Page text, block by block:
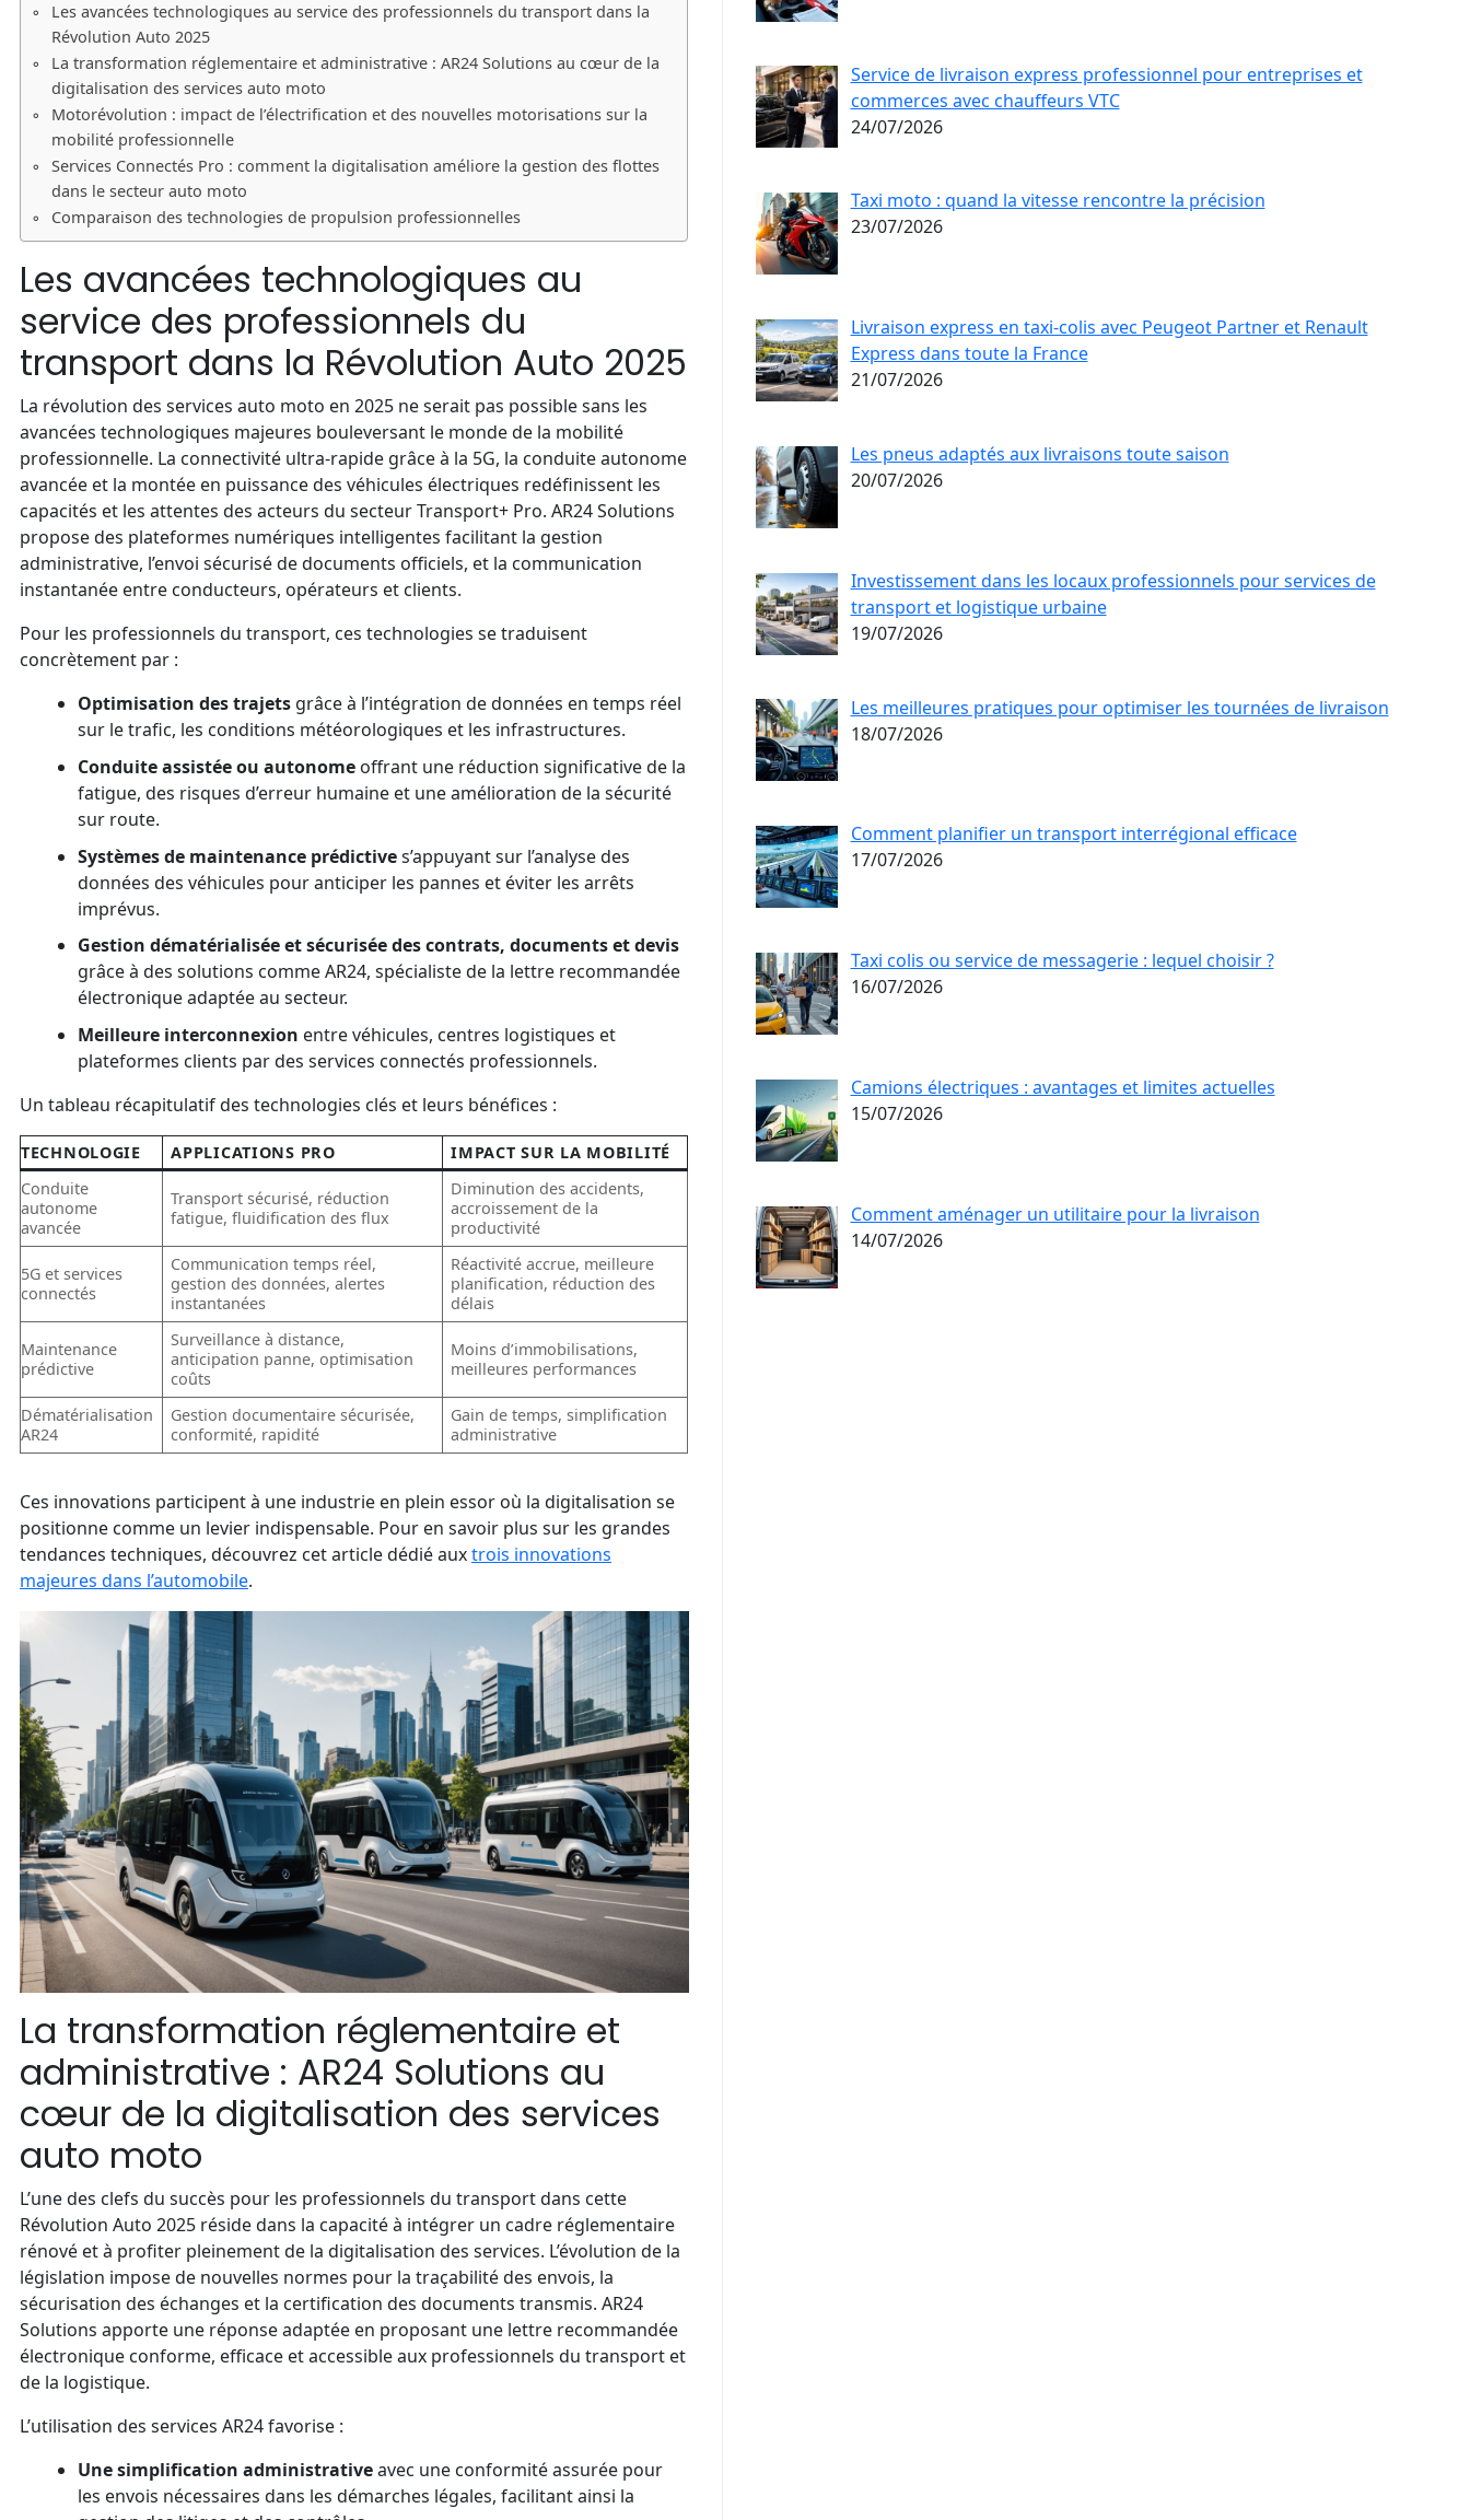
Les avancées technologiques au service des professionnels du transport dans la
Révolution Auto 2025
La transformation réglementaire et administrative : AR24 Solutions au cœur de la
digitalisation des services auto moto
Motorévolution : impact de l’électrification et des nouvelles motorisations sur la
mobilité professionnelle
Services Connectés Pro : comment la digitalisation améliore la gestion des flottes
dans le secteur auto moto
Comparaison des technologies de propulsion professionnelles
Les avancées technologiques au
service des professionnels du
transport dans la Révolution Auto 2025
La révolution des services auto moto en 2025 ne serait pas possible sans les
avancées technologiques majeures bouleversant le monde de la mobilité
professionnelle. La connectivité ultra-rapide grâce à la 5G, la conduite autonome
avancée et la montée en puissance des véhicules électriques redéfinissent les
capacités et les attentes des acteurs du secteur Transport+ Pro. AR24 Solutions
propose des plateformes numériques intelligentes facilitant la gestion
administrative, l’envoi sécurisé de documents officiels, et la communication
instantanée entre conducteurs, opérateurs et clients.
Pour les professionnels du transport, ces technologies se traduisent
concrètement par :
Optimisation des trajetsgrâce à l’intégration de données en temps réel
sur le trafic, les conditions météorologiques et les infrastructures.
Conduite assistée ou autonomeoffrant une réduction significative de la
fatigue, des risques d’erreur humaine et une amélioration de la sécurité
sur route.
Systèmes de maintenance prédictives’appuyant sur l’analyse des
données des véhicules pour anticiper les pannes et éviter les arrêts
imprévus.
Gestion dématérialisée et sécurisée des contrats, documents et devis
grâce à des solutions comme AR24, spécialiste de la lettre recommandée
électronique adaptée au secteur.
Meilleure interconnexion entre véhicules, centres logistiques et
plateformes clients par des services connectés professionnels.
Un tableau récapitulatif des technologies clés et leurs bénéfices :
TECHNOLOGIE APPLICATIONS PRO
IMPACT SUR LA MOBILITÉ
Conduite
autonome
avancée
Transport sécurisé, réduction
fatigue, fluidification des flux
Diminution des accidents,
accroissement de la
productivité
5G et services
connectés
Communication temps réel,
gestion des données, alertes
instantanées
Réactivité accrue, meilleure
planification, réduction des
délais
Maintenance
prédictive
Surveillance à distance,
anticipation panne, optimisation
coûts
Moins d’immobilisations,
meilleures performances
Dématérialisation
AR24
Gestion documentaire sécurisée,
conformité, rapidité
Gain de temps, simplification
administrative
Ces innovations participent à une industrie en plein essor où la digitalisation se
positionne comme un levier indispensable. Pour en savoir plus sur les grandes
tendances techniques, découvrez cet article dédié auxtrois innovations
majeures dans l’automobile.
La transformation réglementaire et
administrative : AR24 Solutions au
cœur de la digitalisation des services
auto moto
L’une des clefs du succès pour les professionnels du transport dans cette
Révolution Auto 2025 réside dans la capacité à intégrer un cadre réglementaire
rénové et à profiter pleinement de la digitalisation des services. L’évolution de la
législation impose de nouvelles normes pour la traçabilité des envois, la
sécurisation des échanges et la certification des documents transmis. AR24
Solutions apporte une réponse adaptée en proposant une lettre recommandée
électronique conforme, efficace et accessible aux professionnels du transport et
de la logistique.
L’utilisation des services AR24 favorise :
Une simplification administrativeavec une conformité assurée pour
les envois nécessaires dans les démarches légales, facilitant ainsi la
Service de livraison express professionnel pour entreprises et
commerces avec chauffeurs VTC
24/07/2026
Taxi moto : quand la vitesse rencontre la précision
23/07/2026
Livraison express en taxi-colis avec Peugeot Partner et Renault
Express dans toute la France
21/07/2026
Les pneus adaptés aux livraisons toute saison
20/07/2026
Investissement dans les locaux professionnels pour services de
transport et logistique urbaine
19/07/2026
Les meilleures pratiques pour optimiser les tournées de livraison
18/07/2026
Comment planifier un transport interrégional efficace
17/07/2026
Taxi colis ou service de messagerie : lequel choisir ?
16/07/2026
Camions électriques : avantages et limites actuelles
15/07/2026
Comment aménager un utilitaire pour la livraison
14/07/2026